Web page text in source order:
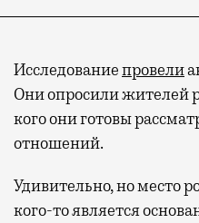
Исследованиепровели
Они опросили жителей
кого они готовы
отношений.
Удивительно, но место
кого-то является